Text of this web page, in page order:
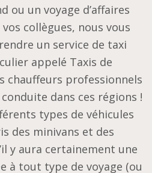
ou un voyage d’affaires
collègues, nous vous
un service de taxi
appelé Taxis de
chauffeurs professionnels
dans ces régions !
types de véhicules
des minivans et des
y aura certainement une
à tout type de voyage (ou